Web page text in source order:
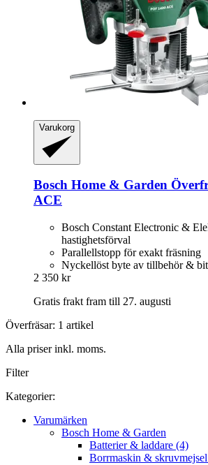
Varukorg
Bosch Home & Garden
ACE
Bosch Constant Electronic &
hastighetsförval
Parallellstopp för exakt fräsning
Nyckellöst byte av tillbehör &
2 350 kr
Gratis frakt fram till 27. augusti
Överfräsar: 1 artikel
Alla priser inkl. moms.
Filter
Kategorier:
Varumärken
Bosch Home & Garden
Batterier & laddare (4)
Borrmaskin &